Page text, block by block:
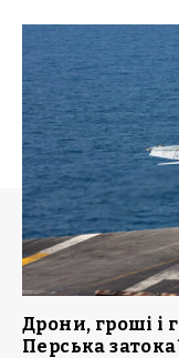
Дрони, гроші і
Перська